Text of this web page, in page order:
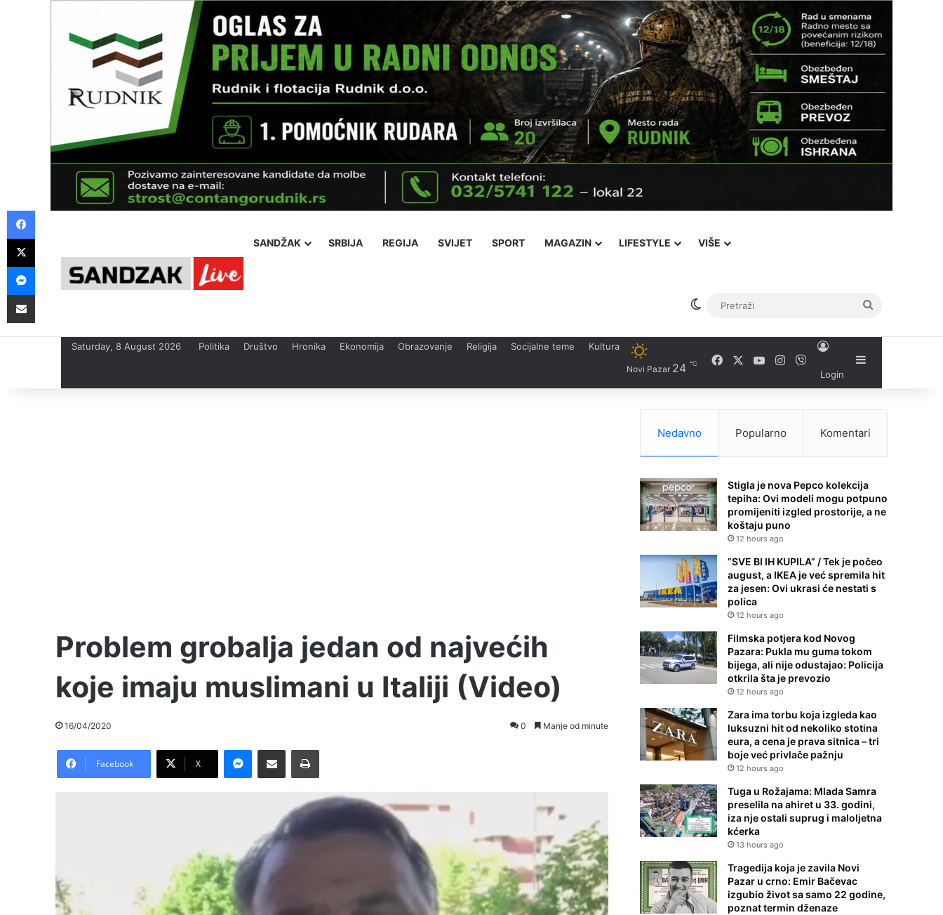
SANDŽAK SRBIJA REGIJA SVIJET SPORT MAGAZIN LIFESTYLE VIŠE
Switch skin
Saturday, 8 August 2026 Politika Društvo Hronika Ekonomija Obrazovanje Religija Socijalne teme Kultura
Novi Pazar 24 ℃ FacebookYouTubeInstagram
Viber
Login
Sidebar
Problem grobalja jedan od najvećih
koje imaju muslimani u Italiji (Video)
16/04/2020 0 Manje od minute
Facebook X
Messenger
Pošalji preko E-Maila Printaj
Nedavno Popularno Komentari
Stigla je nova Pepco kolekcija
tepiha: Ovi modeli mogu potpuno
promijeniti izgled prostorije, a ne
koštaju puno
12 hours ago
”SVE BI IH KUPILA” / Tek je počeo
august, a IKEA je već spremila hit
za jesen: Ovi ukrasi će nestati s
polica
12 hours ago
Filmska potjera kod Novog
Pazara: Pukla mu guma tokom
bijega, ali nije odustajao: Policija
otkrila šta je prevozio
12 hours ago
Zara ima torbu koja izgleda kao
luksuzni hit od nekoliko stotina
eura, a cena je prava sitnica – tri
boje već privlače pažnju
12 hours ago
Tuga u Rožajama: Mlada Samra
preselila na ahiret u 33. godini,
iza nje ostali suprug i maloljetna
kćerka
13 hours ago
Tragedija koja je zavila Novi
Pazar u crno: Emir Bačevac
izgubio život sa samo 22 godine,
poznat termin dženaze
Facebook
X
Messenger
Pošalji preko E-Maila